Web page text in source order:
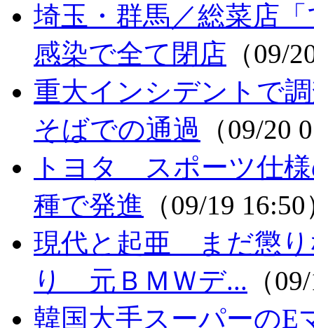
埼玉・群馬／総菜店
感染で全て閉店 （09/
重大インシデントで
そばでの通過
（09/20
トヨタ スポーツ仕
種で発進 （09/19
現代と起亜 まだ懲り
り 元ＢＭＷデ... （
韓国大手スーパーのE